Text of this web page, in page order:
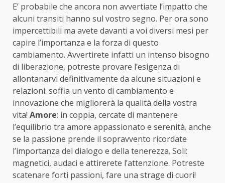
E’ probabile che ancora non avvertiate l’impatto che
alcuni transiti hanno sul vostro segno. Per ora sono
impercettibili ma avete davanti a voi diversi mesi per
capire l’importanza e la forza di questo
cambiamento. Avvertirete infatti un intenso bisogno
di liberazione, potreste provare l’esigenza di
allontanarvi definitivamente da alcune situazioni e
relazioni: soffia un vento di cambiamento e
innovazione che migliorerà la qualità della vostra
vita! Amore: in coppia, cercate di mantenere
l’equilibrio tra amore appassionato e serenità. anche
se la passione prende il sopravvento ricordate
l’importanza del dialogo e della tenerezza. Soli:
magnetici, audaci e attirerete l’attenzione. Potreste
scatenare forti passioni, fare una strage di cuori!